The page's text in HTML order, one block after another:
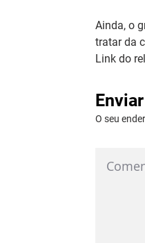
Ainda, o
tratar da
Link do
O seu